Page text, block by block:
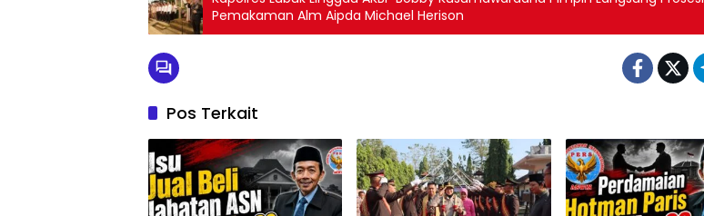
Pemakaman Alm Aipda Michael Herison
Pos Terkait